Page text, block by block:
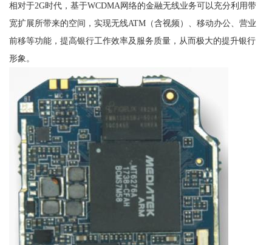
相对于2G时代，基于WCDMA网络的金融无线业务可以充分利用带
宽扩展所带来的空间，实现无线ATM（含视频）、移动办公、营业
前移等功能，提高银行工作效率及服务质量，从而极大的提升银行
形象。